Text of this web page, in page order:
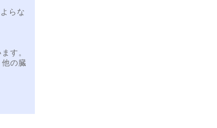
らな
す。
の臓